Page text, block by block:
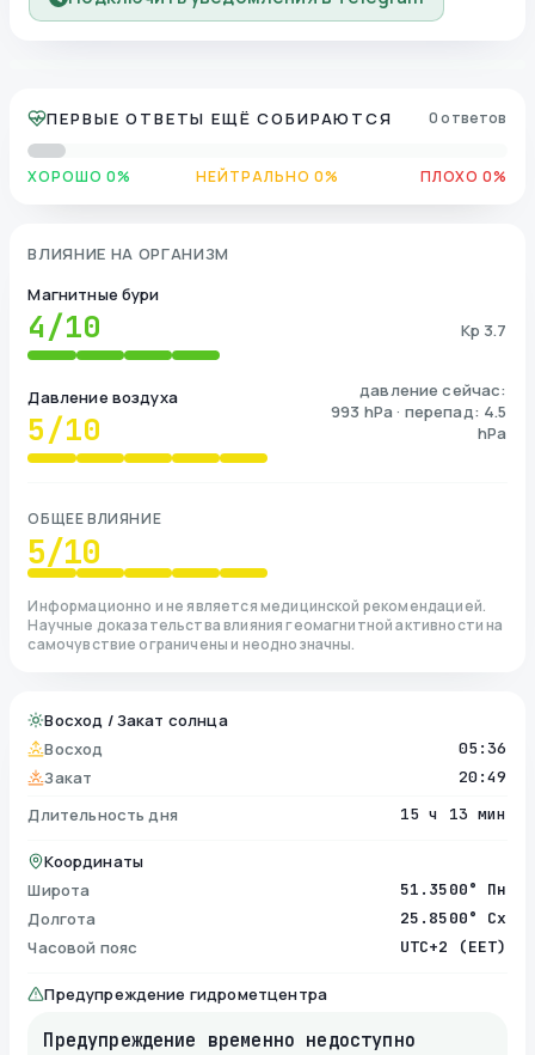
ПЕРВЫЕ ОТВЕТЫ ЕЩЁ СОБИРАЮТСЯ 0 ответов
ХОРОШО 0% НЕЙТРАЛЬНО 0% ПЛОХО 0%
ВЛИЯНИЕ НА ОРГАНИЗМ
Магнитные бури
4/10 Kp 3.7
Давление воздуха
5/10
давление сейчас:
993 hPa · перепад: 4.5
hPa
ОБЩЕЕ ВЛИЯНИЕ
5/10
Информационно и не является медицинской рекомендацией.
Научные доказательства влияния геомагнитной активности на
самочувствие ограничены и неоднозначны.
Восход / Закат солнца
Восход
05:36
Закат 20:49
Длительность дня 15 ч 13 мин
Координаты
Широта
51.3500° Пн
Долгота 25.8500° Сх
Часовой пояс UTC+2 (EET)
Предупреждение гидрометцентра
Предупреждение временно недоступно